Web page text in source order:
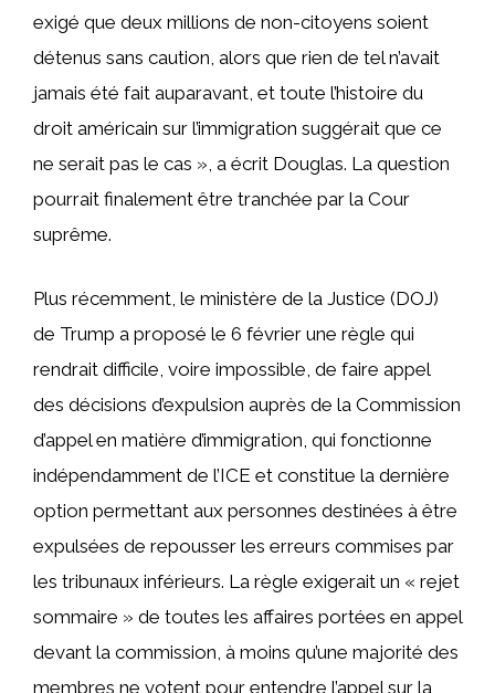
exigé que deux millions de non-citoyens soient
détenus sans caution, alors que rien de tel n’avait
jamais été fait auparavant, et toute l’histoire du
droit américain sur l’immigration suggérait que ce
ne serait pas le cas », a écrit Douglas. La question
pourrait finalement être tranchée par la Cour
suprême.
Plus récemment, le ministère de la Justice (DOJ)
de Trump a proposé le 6 février une règle qui
rendrait difficile, voire impossible, de faire appel
des décisions d’expulsion auprès de la Commission
d’appel en matière d’immigration, qui fonctionne
indépendamment de l’ICE et constitue la dernière
option permettant aux personnes destinées à être
expulsées de repousser les erreurs commises par
les tribunaux inférieurs. La règle exigerait un « rejet
sommaire » de toutes les affaires portées en appel
devant la commission, à moins qu’une majorité des
membres ne votent pour entendre l’appel sur la